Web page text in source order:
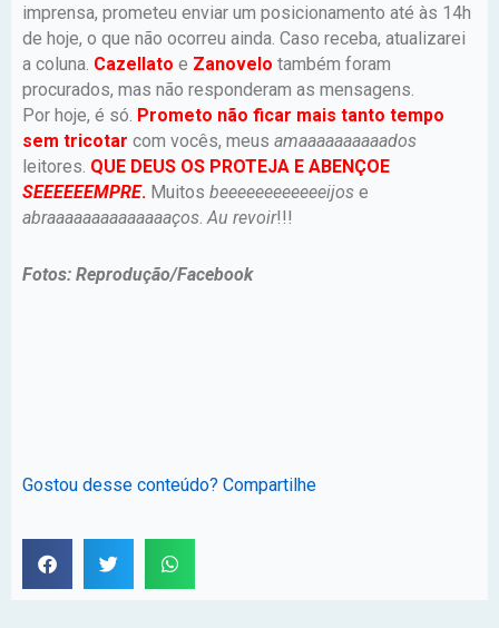
imprensa, prometeu enviar um posicionamento até às 14h
de hoje, o que não ocorreu ainda. Caso receba, atualizarei
a coluna. Cazellato e Zanovelo também foram
procurados, mas não responderam as mensagens.
Por hoje, é só. Prometo não ficar mais tanto tempo
sem tricotar com vocês, meus amaaaaaaaaaados
leitores. QUE DEUS OS PROTEJA E ABENÇOE
SEEEEEEMPRE. Muitos beeeeeeeeeeeeijos e
abraaaaaaaaaaaaaaços.Au revoir!!!
Fotos: Reprodução/Facebook
Gostou desse conteúdo? Compartilhe